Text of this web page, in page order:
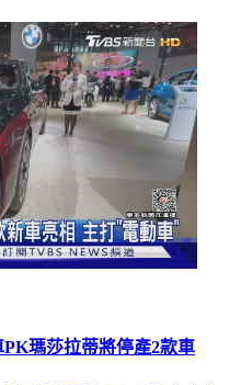
瑪莎拉蒂將停產2款車